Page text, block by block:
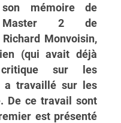
son mémoire de
Master 2 de
Monvoisin,
(qui avait déjà
sur les
a travaillé sur les
De ce travail sont
est présenté